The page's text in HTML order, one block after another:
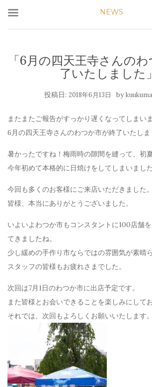
NEWS
「6月の四天王寺さんの
了いたしました」
投稿日: 2018年6月13日 by
またまたご報告がすっかり遅くなってしまいま
6月の四天王寺さんのわつか市が終了いたしま
暑かったですね！梅雨時の隙間を縫って、初
今年初めて本格的に日焼けをしてしまいました
今回も多くのお客様にご来店いただきました。
皆様、本当にありがとうございました。
いよいよわつか市もコンスタントに100店舗
てきましたね。
少し緩めの手作り市ならではの雰囲気が素晴
スタッフの皆様もお疲れさまでした。
次回は7月1日のわつか市に出店予定です。
また皆様とお会いできることを楽しみにしてお
それでは、次回もよろしくお願いいたします。